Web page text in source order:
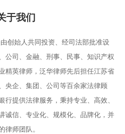
于我们
创始人共同投资、经司法部批准设
公司、金融、刑事、民事、知识产权
精英律师，泛华律师先后担任江苏省
央企、集团、公司等百余家法律顾
提供法律服务，秉持专业、高效、
诚信、专业化、规模化、品牌化，并
师团队。